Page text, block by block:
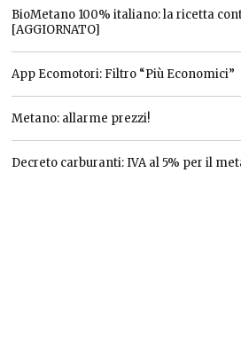
BioMetano 100% italiano: la ricetta
[AGGIORNATO]
App Ecomotori: Filtro “Più Economici”
Metano: allarme prezzi!
Decreto carburanti: IVA al 5% per il